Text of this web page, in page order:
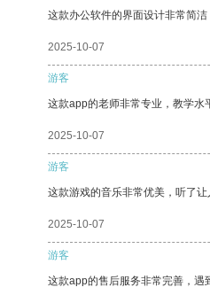
这款办公软件的界面设计非常简
2025-10-07
游客
这款app的老师非常专业，教学水
2025-10-07
游客
这款游戏的音乐非常优美，听了让
2025-10-07
游客
这款app的售后服务非常完善，遇